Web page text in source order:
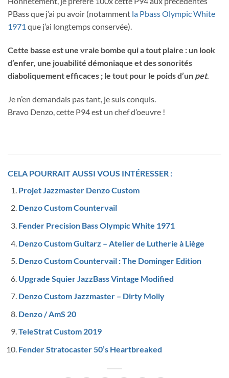
PBass que j’ai pu avoir (notamment la Pbass Olympic White
1971 que j’ai longtemps conservée).
Cette basse est une vraie bombe qui a tout plaire : un look
d’enfer, une jouabilité démoniaque et des sonorités
diaboliquement efficaces ; le tout pour le poids d’un pet.
Je n’en demandais pas tant, je suis conquis.
Bravo Denzo, cette P94 est un chef d’oeuvre !
CELA POURRAIT AUSSI VOUS INTÉRESSER :
Projet Jazzmaster Denzo Custom
Denzo Custom Countervail
Fender Precision Bass Olympic White 1971
Denzo Custom Guitarz – Atelier de Lutherie à Liège
Denzo Custom Countervail : The Dominger Edition
Upgrade Squier JazzBass Vintage Modified
Denzo Custom Jazzmaster – Dirty Molly
Denzo / AmS 20
TeleStrat Custom 2019
Fender Stratocaster 50’s Heartbreaked